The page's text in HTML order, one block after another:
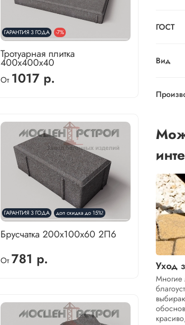
ГАРАНТИЯ 3 ГОДА -7%
Тротуарная плитка
400х400х40
От 1017 р.
ГАРАНТИЯ 3 ГОДА доп скидка до 15%!
Брусчатка 200х100х60 2П6
От 781 р.
ГОСТ
Вид
Уход